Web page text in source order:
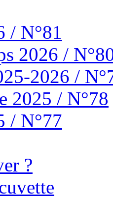
/ N°81
2026 /
2026 /
2025 / N°78
/ N°77
?